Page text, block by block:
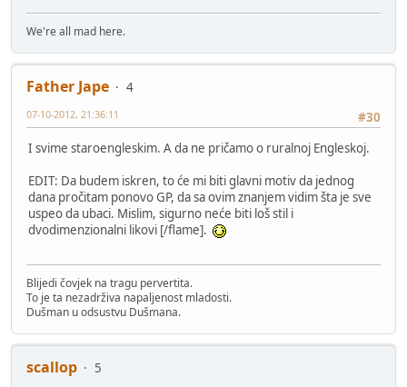
We're all mad here.
Father Jape
4
#30
07-10-2012, 21:36:11
I svime staroengleskim. A da ne pričamo o ruralnoj Engleskoj.
EDIT: Da budem iskren, to će mi biti glavni motiv da jednog
dana pročitam ponovo GP, da sa ovim znanjem vidim šta je sve
uspeo da ubaci. Mislim, sigurno neće biti loš stil i
dvodimenzionalni likovi [/flame].
Blijedi čovjek na tragu pervertita.
To je ta nezadrživa napaljenost mladosti.
Dušman u odsustvu Dušmana.
scallop
5